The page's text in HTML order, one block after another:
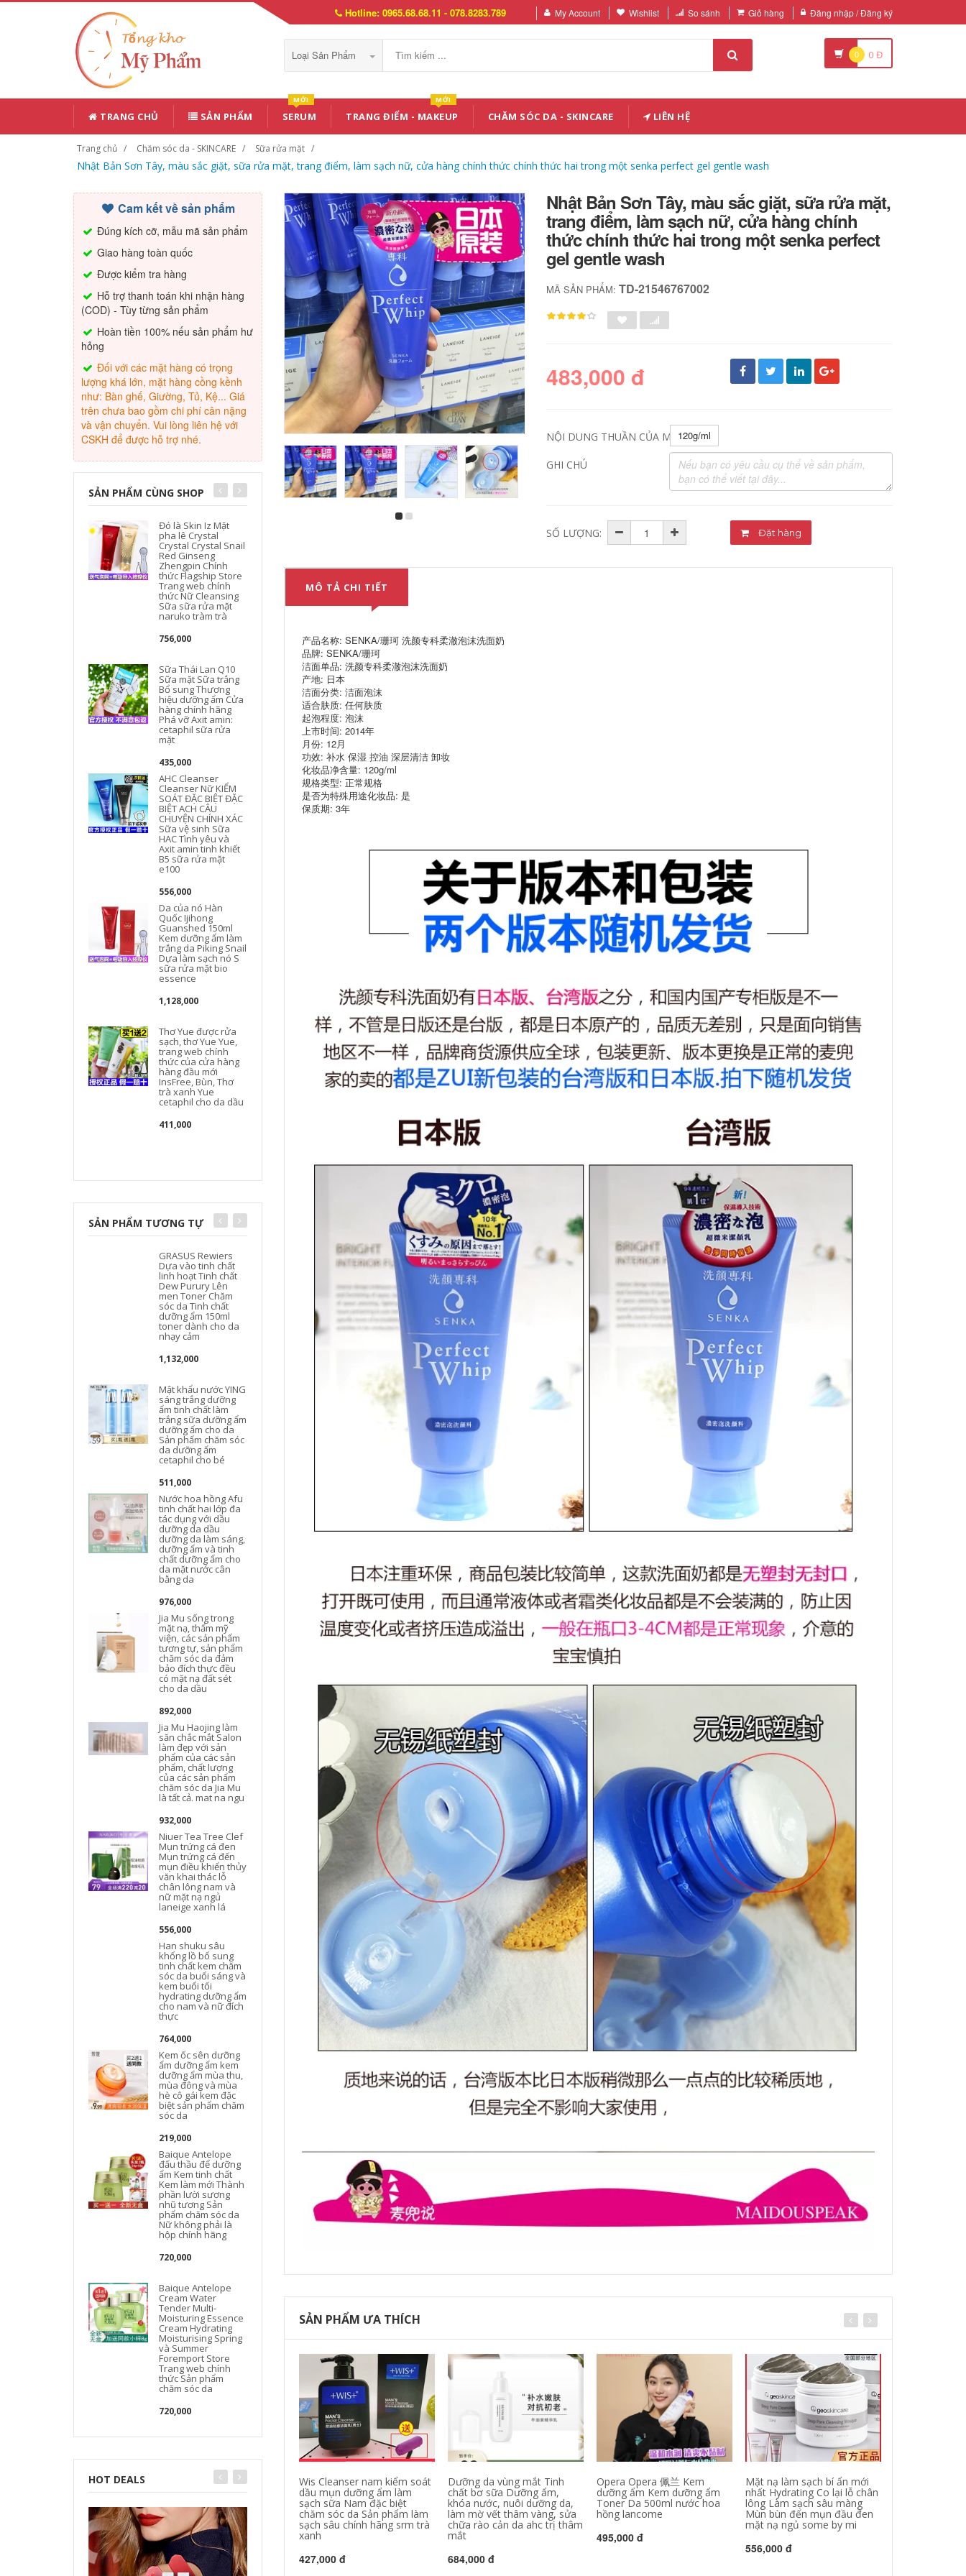
Hotline: 0965.68.68.11 - 078.8283.789 My Account Wishlist So sánh Giỏ hàng Đăng nhập / Đăng ký
Loại Sản Phẩm 0 0 Đ
TRANG CHỦ SẢN PHẨM SERUM
MỚI
TRANG ĐIỂM - MAKEUP
MỚI
CHĂM SÓC DA - SKINCARE LIÊN HỆ
Trang chủ Chăm sóc da - SKINCARE Sữa rửa mặt
Nhật Bản Sơn Tây, màu sắc giặt, sữa rửa mặt, trang điểm, làm sạch nữ, cửa hàng chính thức chính thức hai trong một senka perfect gel gentle wash
Cam kết về sản phẩm
Đúng kích cỡ, mẫu mã sản phẩm
Giao hàng toàn quốc
Được kiểm tra hàng
Hỗ trợ thanh toán khi nhận hàng
(COD) - Tùy từng sản phẩm
Hoàn tiền 100% nếu sản phẩm hư
hỏng
Đối với các mặt hàng có trọng
lượng khá lớn, mặt hàng cồng kềnh
như: Bàn ghế, Giường, Tủ, Kệ... Giá
trên chưa bao gồm chi phí cân nặng
và vận chuyển. Vui lòng liên hệ với
CSKH để được hỗ trợ nhé.
SẢN PHẨM CÙNG SHOP
Đó là Skin Iz Mặt
pha lê Crystal
Crystal Crystal Snail
Red Ginseng
Zhengpin Chính
thức Flagship Store
Trang web chính
thức Nữ Cleansing
Sữa sữa rửa mặt
naruko tràm trà
756,000
Sữa Thái Lan Q10
Sữa mặt Sữa trắng
Bổ sung Thương
hiệu dưỡng ẩm Cửa
hàng chính hãng
Phá vỡ Axit amin:
cetaphil sữa rửa
mặt
435,000
AHC Cleanser
Cleanser Nữ KIỂM
SOÁT ĐẶC BIỆT ĐẶC
BIỆT ACH CÂU
CHUYỆN CHÍNH XÁC
Sữa vệ sinh Sữa
HAC Tình yêu và
Axit amin tinh khiết
B5 sữa rửa mặt
e100
556,000
Da của nó Hàn
Quốc Ijihong
Guanshed 150ml
Kem dưỡng ẩm làm
trắng da Piking Snail
Dựa làm sạch nó S
sữa rửa mặt bio
essence
1,128,000
Thơ Yue được rửa
sạch, thơ Yue Yue,
trang web chính
thức của cửa hàng
hàng đầu mới
InsFree, Bùn, Thơ
trà xanh Yue
cetaphil cho da dầu
411,000
web chính thức Cica
300ml sữa rửa mặt
Curel hoa Nhật Bản
珂 洗 洗 奶 奶 旗 旗
网 网 网 网 旗 正 正
正 sữa rửa mặt
uriage
656,000
Sữa mặt tiền không
bị thương mại chính
thức cửa hàng hàng
đầu trang web
chính thức wen jing
amino axit uny unvy
ôn hòa nhẹ cetaphil
sữa rửa mặt
Vidivi Cleanser
trang web chính
thức Nhiệt độ Net
sạch sữa Mous
207ml sữa rửa mặt
murad
1,012,000
Hàn Quốc Innisfree
soát dầu Hydration
SESAME sữa rửa
mặt neutrogena
deep clean
Úc Úc Shi Cemoy
Facade Dairy Dairy
Depth Repair
Repair Flagship
Store Chính thức
cho da hỗn hợp
thiên khô
764,000
Hàn Quốc WO WO
Eiio sơn sữa làm
sạch nhiệt độ axit
amin và kiểm soát
dầu chính thức cửa
sâu sửa rửa mặt
innisfree
SẢN PHẨM TƯƠNG TỰ
GRASUS Rewiers
Dựa vào tinh chất
linh hoạt Tinh chất
Dew Purury Lên
men Toner Chăm
sóc da Tinh chất
dưỡng ẩm 150ml
toner dành cho da
nhạy cảm
1,132,000
Mật khẩu nước YING
sáng trắng dưỡng
ẩm tinh chất làm
trắng sữa dưỡng ẩm
dưỡng ẩm cho da
Sản phẩm chăm sóc
da dưỡng ẩm
cetaphil cho bé
511,000
Nước hoa hồng Afu
tinh chất hai lớp đa
tác dụng với dầu
dưỡng da dầu
dưỡng da làm sáng,
dưỡng ẩm và tinh
chất dưỡng ẩm cho
da mặt nước cân
bằng da
976,000
Jia Mu sống trong
mặt nạ, thẩm mỹ
viện, các sản phẩm
tương tự, sản phẩm
chăm sóc da đảm
bảo đích thực đều
có mặt nạ đất sét
cho da dầu
892,000
Jia Mu Haojing làm
săn chắc mắt Salon
làm đẹp với sản
phẩm của các sản
phẩm, chất lượng
của các sản phẩm
chăm sóc da Jia Mu
là tất cả. mat na ngu
932,000
Niuer Tea Tree Clef
Mụn trứng cá đen
Mụn trứng cá đến
mụn điều khiển thủy
văn khai thác lỗ
chân lông nam và
nữ mặt nạ ngủ
laneige xanh lá
556,000
Han shuku sâu
khổng lồ bổ sung
tinh chất kem chăm
sóc da buổi sáng và
kem buổi tối
hydrating dưỡng ẩm
cho nam và nữ đích
thực
764,000
Kem ốc sên dưỡng
ẩm dưỡng ẩm kem
dưỡng ẩm mùa thu,
mùa đông và mùa
hè cô gái kem đặc
biệt sản phẩm chăm
sóc da
219,000
Baique Antelope
đấu thầu để dưỡng
ẩm Kem tinh chất
Kem làm mới Thành
phần lười sương
nhũ tương Sản
phẩm chăm sóc da
Nữ không phải là
hộp chính hãng
720,000
Baique Antelope
Cream Water
Tender Multi-
Moisturing Essence
Cream Hydrating
Moisturising Spring
và Summer
Foremport Store
Trang web chính
thức Sản phẩm
chăm sóc da
720,000
Wis Cleanser nam
kiểm soát dầu mụn
dưỡng ẩm làm sạch
sữa Nam đặc biệt
chăm sóc da Sản
phẩm làm sạch sâu
chính hãng srm trà
xanh
Jialan du ting rửa
kem Galandutin
Hàn Quốc nhập
khẩu trẻ hóa làm
Acid Cleanser sữa
Sữa rửa axit amin
sạch chính hãng
Làm sạch Mousse
Mousse Làm sạch
Kiểm soát lỗ chân
lông nam và nữ sữa
AKF Ziku Oil Sữa tím
Amino Acid Hàn
Quốc Hydrating
Moisturising Clean
Mimi Control Epox
Cleanser 2 Pack
sữa rửa mặt dành
cho da nhạy cảm
415,000
SNP động vật vương
quốc mặt nạ Hàn
Quốc tình yêu chính
hãng 12 hydrating
làm sáng da màu
trắng da Panda
hình hổ mặt nạ đất
sét bạc hà
540,000
Hàn Quốc Authentic
Snp Snow Snow
Film Love God
Hyaluronic Acid
Hydrating Sửa chữa
da nhạy cảm năng
lượng mặt trời mặt
nạ ngủ vichy
511,000
Kem dưỡng mắt yến
snp Bird Korea Kem
chống nhăn để cải
kem mắt estee
Circles Túi mắt Fine
Line Stay All Night
Hydrating Chính
hãng mặt nạ ngủ
laneige xanh lá
nhau Sản phẩm tàn
nghiệp Đa nhang
phụ nữ
511,000
Kem trị mụn mụn
trứng cá mụn trứng
cá kem trị mụn
trứng cá mụn trứng
cá sản phẩm mụn
trứng cá chính hãng
Acne Artifact
411,000
Aloe vera gel chính
hãng mụn trứng cá
đánh dấu ngậm
nước sau khi sửa
chữa mặt trời mặt nạ
gel mặt nạ nam
Tán tay Kem chính
hãng Whitening
Chloroal Color
Spots Old Spots
892,000
nhăn ánh sáng nếp
nhăn Nước Chống
Firming Set chính
hãng Trang web
chính thức của
Stophip
Gỗ khai thác trang
ép nhạy cảm Da mắt
trong một chất lỏng
chính thức chính
thức Bồ Đào Nha
511,000
膜 贴 黑 黑 黑 黑 黑
黑 抗 抗 抗 抗 抗 抗
抗 抗 纹 抗 黑 kem
mắt elixir
451,000
Kem mắt Chống
nhăn đến Tiratra
Fine Firming Chống
lão hóa Hydrating
đến Dark Circles
Mắt Túi khô Chính
thức Authentic kem
556,000
Mặt nạ axit thủy tinh
dưỡng ẩm Tinh chất
Fine Line Cải thiện
Dark chính hãng
cừu hàn quốc
Mặt nạ oligopeptide
ẩm Tiêm vắc-việt
mụn trứng cá Thu
Làm sáng da Sửa
chữa màu sắc mặt
370,000
Antelope Baique là
đấu thầu để giữ ẩm
kem dưỡng ẩm
HOT DEALS
Nhật Bản Sơn Tây, màu sắc giặt, sữa rửa mặt,
trang điểm, làm sạch nữ, cửa hàng chính
thức chính thức hai trong một senka perfect
gel gentle wash
MÃ SẢN PHẨM:TD-21546767002
483,000 đ
NỘI DUNG THUẦN CỦA MỸ PHẨM:
120g/ml
GHI CHÚ
SỐ LƯỢNG: Đặt hàng
MÔ TẢ CHI TIẾT
产品名称: SENKA/珊珂 洗颜专科柔澈泡沫洗面奶
品牌: SENKA/珊珂
洁面单品: 洗颜专科柔澈泡沫洗面奶
产地: 日本
洁面分类: 洁面泡沫
适合肤质: 任何肤质
起泡程度: 泡沫
上市时间: 2014年
月份: 12月
功效: 补水 保湿 控油 深层清洁 卸妆
化妆品净含量: 120g/ml
规格类型: 正常规格
是否为特殊用途化妆品: 是
保质期: 3年
SẢN PHẨM ƯA THÍCH
Wis Cleanser nam kiểm soát
dầu mụn dưỡng ẩm làm
sạch sữa Nam đặc biệt
chăm sóc da Sản phẩm làm
sạch sâu chính hãng srm trà
xanh
427,000 đ
Dưỡng da vùng mắt Tinh
chất bơ sữa Dưỡng ẩm,
khóa nước, nuôi dưỡng da,
làm mờ vết thâm vàng, sửa
chữa rào cản da ahc trị thâm
mắt
684,000 đ
Opera Opera 佩兰 Kem
dưỡng ẩm Kem dưỡng ẩm
Toner Da 500ml nước hoa
hồng lancome
495,000 đ
Mặt nạ làm sạch bí ẩn mới
nhất Hydrating Co lại lỗ chân
lông Làm sạch sâu màng
Mùn bùn đến mụn đầu đen
mặt nạ ngủ some by mi
556,000 đ